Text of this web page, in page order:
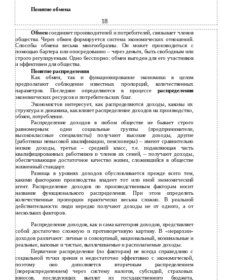
Понятие обмена
18
Обменсоединяет производителей и потребителей, связывает членов
общества. Через обмен формируется система экономических отношений.
Способы обмена весьма многообразны. Он может производиться с
помощью бартера или опосредованно – через деньги, быть свободным или
строго регулируемым. Одно бесспорно: обмен выгоден для его участников
и эффективен для общества.
Понятие распределения
Как обмен, так и функционирование экономики в целом
предполагают соблюдение известных пропорций, количественных
параметров. Последние определяются в процессе распределения
экономических ресурсов и потребительских благ.
Экономистов интересует, как распределяются доходы, каковы их
структура и динамика, как влияет распределение доходов на производство,
обмен, потребление.
Распределение доходов в любом обществе не бывает строго
равномерным: одни социальные группы (предприниматели,
высококлассные специалисты) получают высокие доходы, другие
(работники невысокой квалификации, пенсионеры) – имеют сравнительно
низкие доходы, третьи – средний класс, т.е. подавляющая часть
квалифицированных работников и членов их семей, – получают доходы,
обеспечивающие достаточное качество жизни, сложившийся в обществе
жизненный стандарт.
Разница в уровнях доходов обусловливается прежде всего тем,
какими факторами производства владеет тот или иной экономический
агент. Распределение доходов по производственным факторам носит
название функционального распределения. При этом определить
количественные пропорции практически весьма сложно. В реальной
действительности люди нередко получают доходы не от одного, а от
нескольких факторов.
Распределение доходов, как и сама категория доходов, представляет
собой достаточно сложную и противоречивую картину. В «иерархии»
доходов различают: личные и совокупный, национальный, номинальные и
реальные, валовые и чистые, выплачиваемые и располагаемые доходы.
Первичное распределение (по факторам) не всегда справедливо с
социальной точки зрения и недостаточно эффективно с экономической,
поэтому оно дополняется вторичным распределением
(перераспределением) через систему налогов, субсидий, страховых
взносов, последующих выплат из государственного бюджета,